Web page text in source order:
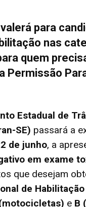
para
nas
quem
Permissão
Estadual de
SE) passará a
de junho, a
em exame
que desejam
de Habilitação
e B